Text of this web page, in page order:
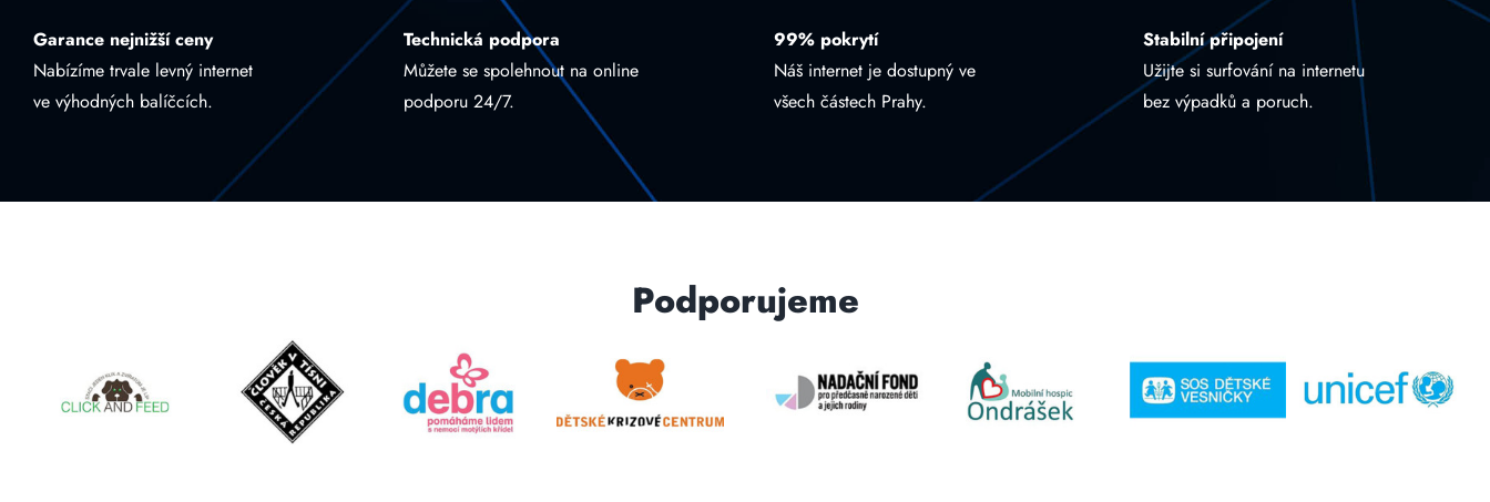
Garance nejnižší ceny
Nabízíme trvale levný internet
ve výhodných balíčcích.
Technická podpora
Můžete se spolehnout na online
podporu 24/7.
99% pokrytí
Náš internet je dostupný ve
všech částech Prahy.
Stabilní připojení
Užijte si surfování na internetu
bez výpadků a poruch.
Podporujeme